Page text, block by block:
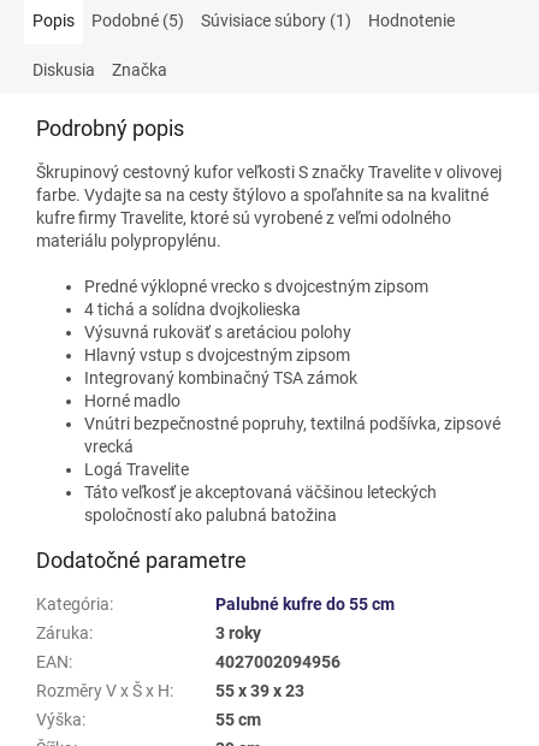
Popis Podobné (5) Súvisiace súbory (1) Hodnotenie
Diskusia Značka
Podrobný popis
Škrupinový cestovný kufor veľkosti S značky Travelite v olivovej
farbe. Vydajte sa na cesty štýlovo a spoľahnite sa na kvalitné
kufre firmy Travelite, ktoré sú vyrobené z veľmi odolného
materiálu polypropylénu.
Predné výklopné vrecko s dvojcestným zipsom
4 tichá a solídna dvojkolieska
Výsuvná rukoväť s aretáciou polohy
Hlavný vstup s dvojcestným zipsom
Integrovaný kombinačný TSA zámok
Horné madlo
Vnútri bezpečnostné popruhy, textilná podšívka, zipsové
vrecká
Logá Travelite
Táto veľkosť je akceptovaná väčšinou leteckých
spoločností ako palubná batožina
Dodatočné parametre
Kategória:
Palubné kufre do 55 cm
Záruka:
3 roky
EAN:
4027002094956
Rozměry V x Š x H:
55 x 39 x 23
Výška:
55 cm